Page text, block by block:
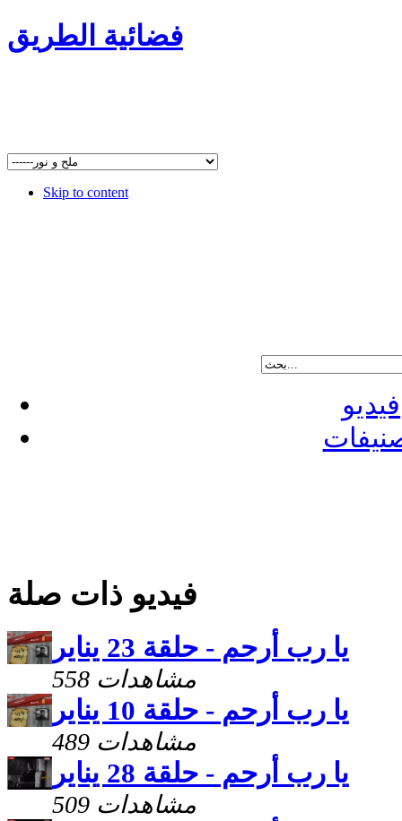
فضائية الطريق
Skip to content
فيديو
فيديو ذات صلة
يا رب أرحم - حلقة 23 يناير
558 مشاهدات
يا رب أرحم - حلقة 10 يناير
489 مشاهدات
يا رب أرحم - حلقة 28 يناير
509 مشاهدات